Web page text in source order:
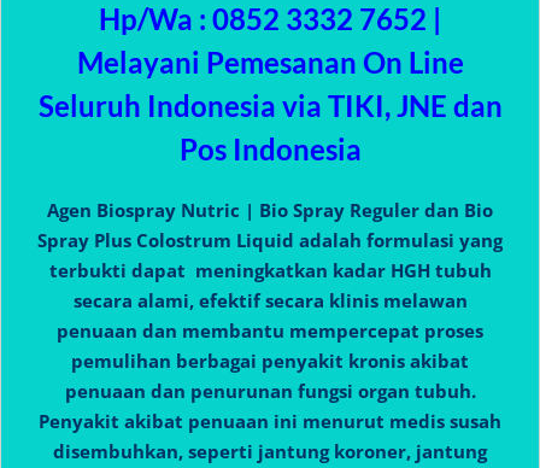
Hp/Wa : 0852 3332 7652 |
Melayani Pemesanan On Line
Seluruh Indonesia via TIKI, JNE dan
Pos Indonesia
Agen Biospray Nutric | Bio Spray Reguler dan Bio
Spray Plus Colostrum Liquid adalah formulasi yang
terbukti dapat meningkatkan kadar HGH tubuh
secara alami, efektif secara klinis melawan
penuaan dan membantu mempercepat proses
pemulihan berbagai penyakit kronis akibat
penuaan dan penurunan fungsi organ tubuh.
Penyakit akibat penuaan ini menurut medis susah
disembuhkan, seperti jantung koroner, jantung